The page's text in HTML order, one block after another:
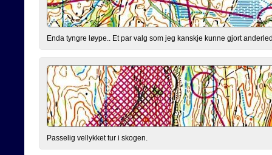
Enda tyngre løype.. Et par valg som jeg kanskje kunne gjort
Passelig vellykket tur i skogen.